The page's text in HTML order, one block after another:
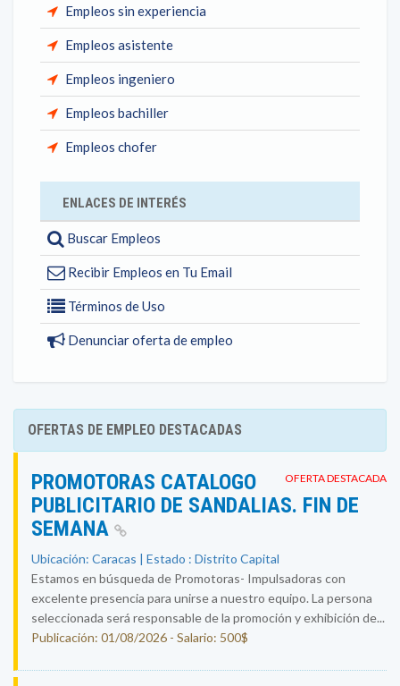
Empleos sin experiencia
Empleos asistente
Empleos ingeniero
Empleos bachiller
Empleos chofer
ENLACES DE INTERÉS
Buscar Empleos
Recibir Empleos en Tu Email
Términos de Uso
Denunciar oferta de empleo
OFERTAS DE EMPLEO DESTACADAS
OFERTA DESTACADA
PROMOTORAS CATALOGO
PUBLICITARIO DE SANDALIAS. FIN DE
SEMANA
Ubicación: Caracas | Estado : Distrito Capital
Estamos en búsqueda de Promotoras- Impulsadoras con
excelente presencia para unirse a nuestro equipo. La persona
seleccionada será responsable de la promoción y exhibición de...
Publicación: 01/08/2026 - Salario: 500$